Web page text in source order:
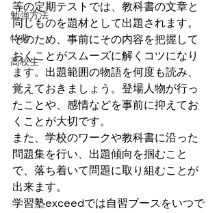
勉強方法
特典
高校生
等の定期テストでは、教科書の文章と
同じものを題材として出題されます。
そのため、事前にその内容を把握して
おくことがスムーズに解くコツになり
ます。出題範囲の物語を何度も読み、
覚えておきましょう。登場人物が行っ
たことや、感情などを事前に抑えてお
くことが大切です。
また、学校のワークや教科書に沿った
問題集を行い、出題傾向を掴むこと
で、落ち着いて問題に取り組むことが
出来ます。
学習塾exceedでは自習ブースをいつで